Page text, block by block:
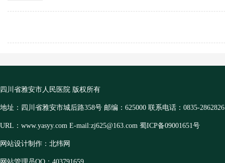
四川省雅安市人民医院 版权所有
地址：四川省雅安市城后路358号 邮编：625000 联系电话：0835-2862826
URL：www.yasyy.com E-mail:zj625@163.com 蜀ICP备09001651号
网站设计制作：北纬网